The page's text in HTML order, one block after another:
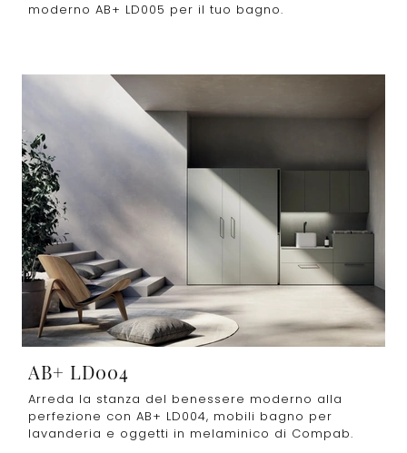
moderno AB+ LD005 per il tuo bagno.
AB+ LD004
Arreda la stanza del benessere moderno alla
perfezione con AB+ LD004, mobili bagno per
lavanderia e oggetti in melaminico di Compab.